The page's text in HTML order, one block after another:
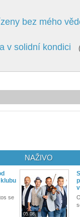
bez mého
v solidní kondici
se
NAŽIVO
05.08.